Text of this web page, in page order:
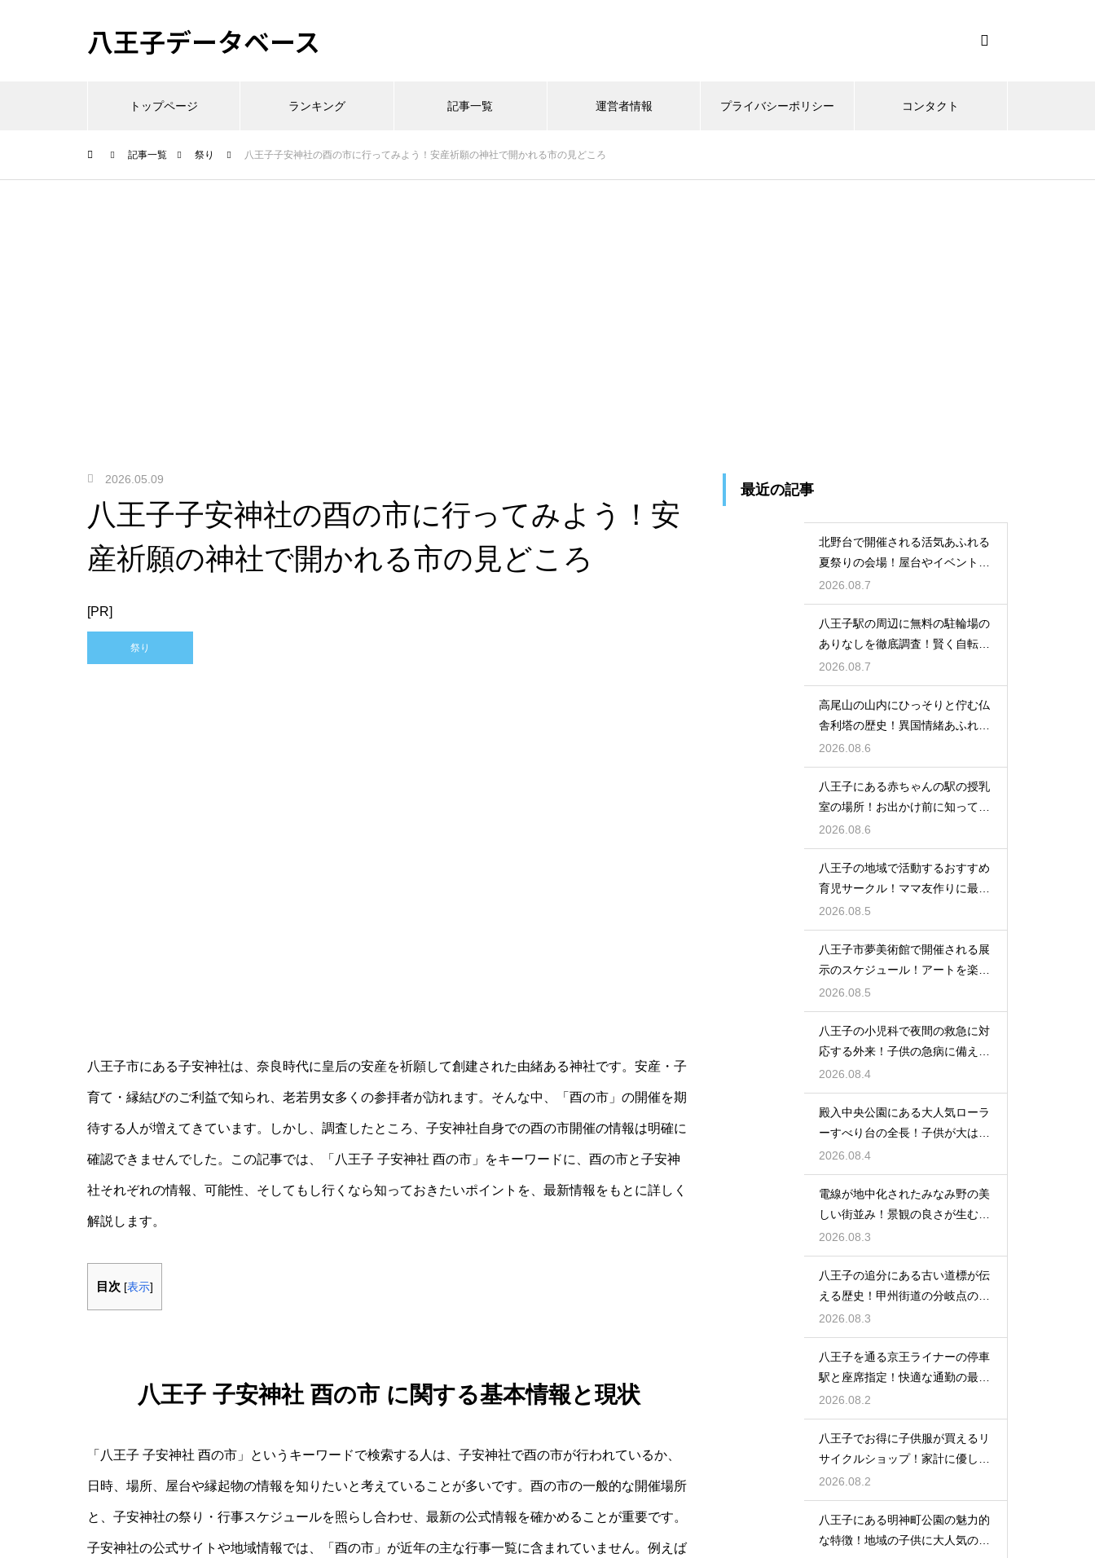
八王子データベース
トップページ ランキング 記事一覧 運営者情報 プライバシーポリシー コンタクト
記事一覧 祭り 八王子子安神社の酉の市に行ってみよう！安産祈願の神社で開かれる市の見どころ
2026.05.09
八王子子安神社の酉の市に行ってみよう！安
産祈願の神社で開かれる市の見どころ
[PR]
祭り
八王子市にある子安神社は、奈良時代に皇后の安産を祈願して創建された由緒ある神社です。安産・子
育て・縁結びのご利益で知られ、老若男女多くの参拝者が訪れます。そんな中、「酉の市」の開催を期
待する人が増えてきています。しかし、調査したところ、子安神社自身での酉の市開催の情報は明確に
確認できませんでした。この記事では、「八王子 子安神社 酉の市」をキーワードに、酉の市と子安神
社それぞれの情報、可能性、そしてもし行くなら知っておきたいポイントを、最新情報をもとに詳しく
解説します。
目次 [表示]
八王子 子安神社 酉の市 に関する基本情報と現状
「八王子 子安神社 酉の市」というキーワードで検索する人は、子安神社で酉の市が行われているか、
日時、場所、屋台や縁起物の情報を知りたいと考えていることが多いです。酉の市の一般的な開催場所
と、子安神社の祭り・行事スケジュールを照らし合わせ、最新の公式情報を確かめることが重要です。
子安神社の公式サイトや地域情報では、「酉の市」が近年の主な行事一覧に含まれていません。例えば
最近の記事
北野台で開催される活気あふれる
夏祭りの会場！屋台やイベントを
大満喫
2026.08.7
八王子駅の周辺に無料の駐輪場の
ありなしを徹底調査！賢く自転車
を止める
2026.08.7
高尾山の山内にひっそりと佇む仏
舎利塔の歴史！異国情緒あふれる
建造物
2026.08.6
八王子にある赤ちゃんの駅の授乳
室の場所！お出かけ前に知ってお
きたい事
2026.08.6
八王子の地域で活動するおすすめ
育児サークル！ママ友作りに最適
な場所
2026.08.5
八王子市夢美術館で開催される展
示のスケジュール！アートを楽し
む休日の旅
2026.08.5
八王子の小児科で夜間の救急に対
応する外来！子供の急病に備える
安心情報
2026.08.4
殿入中央公園にある大人気ローラ
ーすべり台の全長！子供が大はし
ゃぎの遊具
2026.08.4
電線が地中化されたみなみ野の美
しい街並み！景観の良さが生む住
みやすさ
2026.08.3
八王子の追分にある古い道標が伝
える歴史！甲州街道の分岐点の真
実に迫る
2026.08.3
八王子を通る京王ライナーの停車
駅と座席指定！快適な通勤の最強
の裏ワザ
2026.08.2
八王子でお得に子供服が買えるリ
サイクルショップ！家計に優しい
お店特集
2026.08.2
八王子にある明神町公園の魅力的
な特徴！地域の子供に大人気の遊